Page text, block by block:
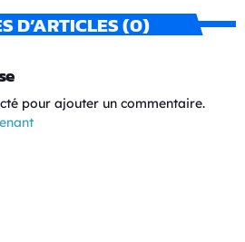
D’ARTICLES (0)
pour ajouter un commentaire.